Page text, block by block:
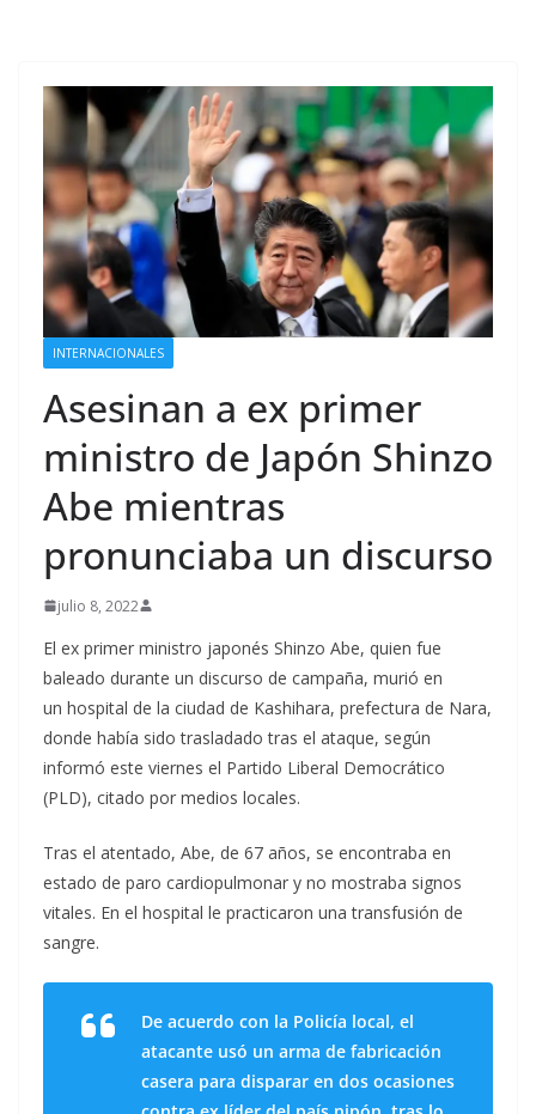
INTERNACIONALES
Asesinan a ex primer
ministro de Japón Shinzo
Abe mientras
pronunciaba un discurso
julio 8, 2022
El ex primer ministro japonés Shinzo Abe, quien fue
baleado durante un discurso de campaña, murió en
un hospital de la ciudad de Kashihara, prefectura de Nara,
donde había sido trasladado tras el ataque, según
informó este viernes el Partido Liberal Democrático
(PLD), citado por medios locales.
Tras el atentado, Abe, de 67 años, se encontraba en
estado de paro cardiopulmonar y no mostraba signos
vitales. En el hospital le practicaron una transfusión de
sangre.
De acuerdo con la Policía local, el
atacante usó un arma de fabricación
casera para disparar en dos ocasiones